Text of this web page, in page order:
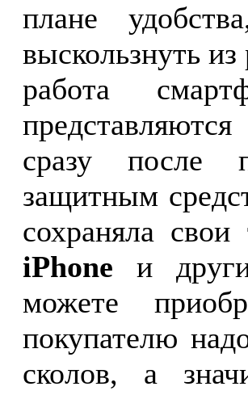
плане
выскользнуть
работа
сразу после
защитным
сохраняла
iPhone и
можете
покупателю
сколов, а